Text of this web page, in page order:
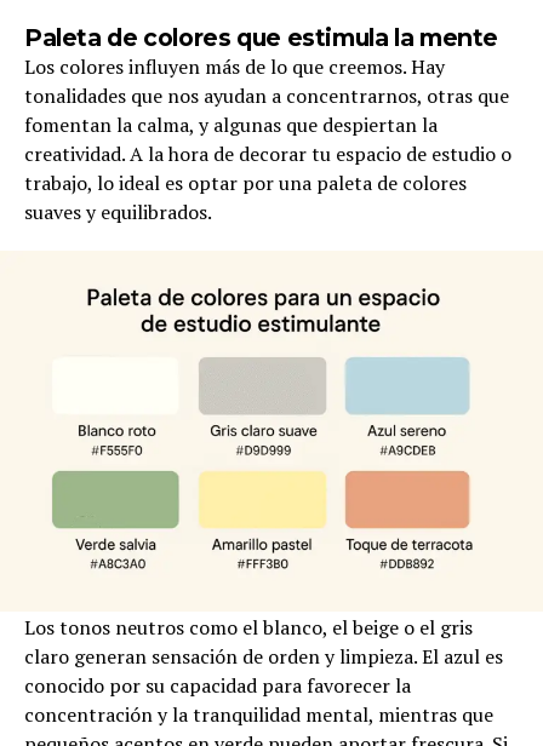
Paleta de colores que estimula la mente
Los colores influyen más de lo que creemos. Hay
tonalidades que nos ayudan a concentrarnos, otras que
fomentan la calma, y algunas que despiertan la
creatividad. A la hora de decorar tu espacio de estudio o
trabajo, lo ideal es optar por una paleta de colores
suaves y equilibrados.
Los tonos neutros como el blanco, el beige o el gris
claro generan sensación de orden y limpieza. El azul es
conocido por su capacidad para favorecer la
concentración y la tranquilidad mental, mientras que